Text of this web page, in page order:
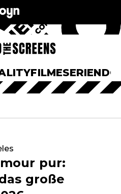
FILMESERIEN
pur:
große